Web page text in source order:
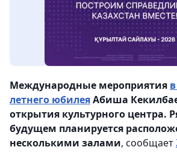
Международные мероприятия
летнего юбилеяАбиша
открытия культурного центра.
будущем планируется
несколькими залами, сообщает